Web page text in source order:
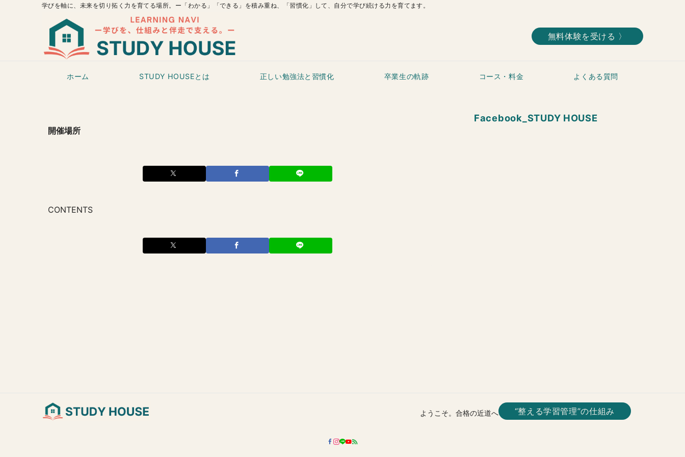
学びを軸に、未来を切り拓く力を育てる場所。ー「わかる」「できる」を積み重ね、「習慣化」して、自分で学び続ける力を育てます。
無料体験を受ける 〉
ホーム STUDY HOUSEとは 正しい勉強法と習慣化 卒業生の軌跡 コース・料金 よくある質問
開催場所
CONTENTS
Facebook_STUDY HOUSE
ようこそ。合格の近道へ “整える学習管理”の仕組み